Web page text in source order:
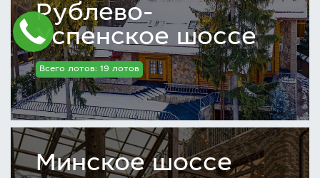
Рублево-
Успенское шоссе
Всего лотов: 19 лотов
Минское шоссе